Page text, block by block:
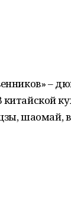
–
шаомай,